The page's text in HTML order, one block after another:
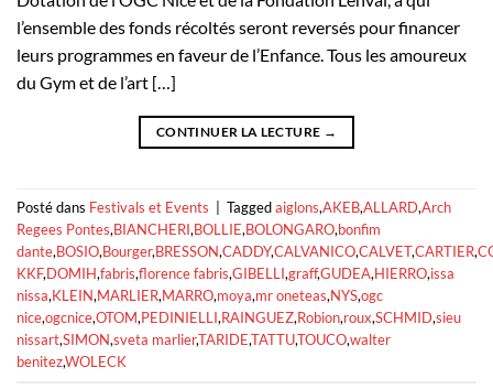
l’ensemble des fonds récoltés seront reversés pour financer
leurs programmes en faveur de l’Enfance. Tous les amoureux
du Gym et de l’art […]
CONTINUER LA LECTURE →
Posté dans Festivals et Events Taggedaiglons,AKEB,ALLARD,Arch
Regees Pontes,BIANCHERI,BOLLIE,BOLONGARO,bonfim
dante,BOSIO,Bourger,BRESSON,CADDY,CALVANICO,CALVET,CARTIER,
KKF,DOMIH,fabris,florence fabris,GIBELLI,graff,GUDEA,HIERRO,issa
nissa,KLEIN,MARLIER,MARRO,moya,mr oneteas,NYS,ogc
nice,ogcnice,OTOM,PEDINIELLI,RAINGUEZ,Robion,roux,SCHMID,sieu
nissart,SIMON,sveta marlier,TARIDE,TATTU,TOUCO,walter
benitez,WOLECK